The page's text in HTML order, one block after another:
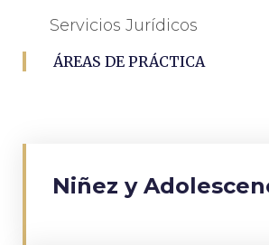
Servicios Jurídicos
ÁREAS DE PRÁCTICA
Niñez y